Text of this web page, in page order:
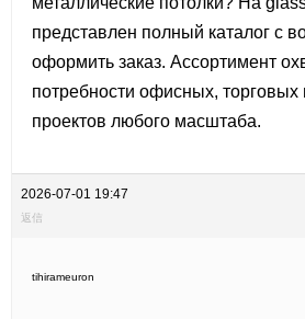
представлен полный каталог с
оформить заказ. Ассортимент
потребности офисных,
проектов любого масштаба.
2026-07-01 19:47
返信
tihirameuron